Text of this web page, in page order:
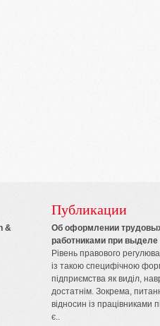
&
Публикации
Об оформлении
работниками при
Рівень правового
із такою специфічною
підприємства як виділ,
достатнім. Зокрема,
відносин із працівниками
є..